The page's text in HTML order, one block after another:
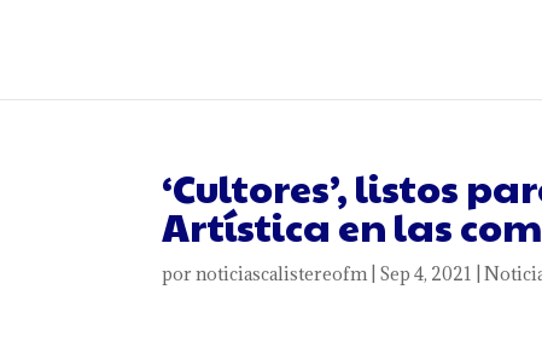
‘Cultores’, listos
Artística en las
pornoticiascalistereofm| Sep 4, 2021 |